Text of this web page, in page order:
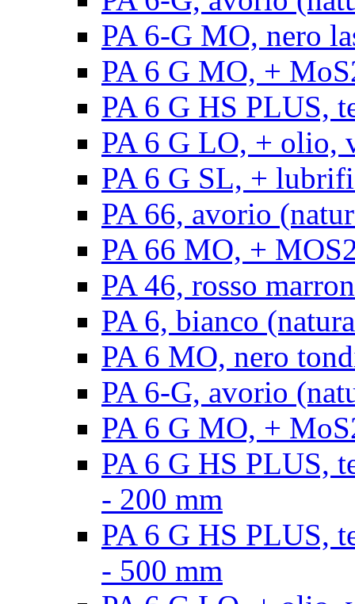
PA 6-G MO, nero
PA 6 G MO, +
PA 6 G HS PLUS,
PA 6 G LO, + olio,
PA 6 G SL, +
PA 66, avorio
PA 66 MO, +
PA 46, rosso
PA 6, bianco
PA 6 MO, nero
PA 6-G, avorio
PA 6 G MO, +
PA 6 G HS PLUS,
- 200 mm
PA 6 G HS PLUS,
- 500 mm